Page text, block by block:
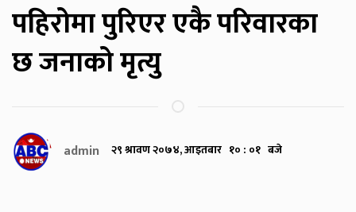
पहिरोमा पुरिएर एकै परिवारका
छ जनाको मृत्यु
admin २९ श्रावण २०७४, आइतबार १० : ०१ बजे